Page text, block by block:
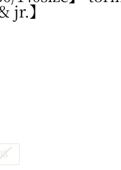
jr.】